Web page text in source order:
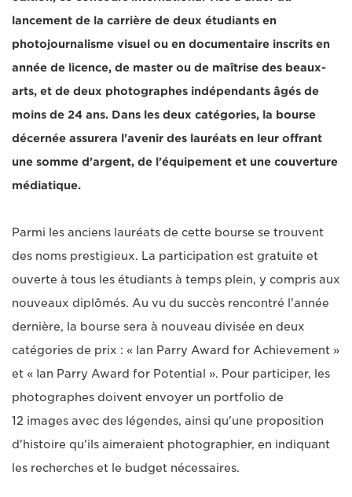
lancement de la carrière de deux étudiants en
photojournalisme visuel ou en documentaire inscrits en
année de licence, de master ou de maîtrise des beaux-
arts, et de deux photographes indépendants âgés de
moins de 24 ans. Dans les deux catégories, la bourse
décernée assurera l'avenir des lauréats en leur offrant
une somme d'argent, de l'équipement et une couverture
médiatique.
Parmi les anciens lauréats de cette bourse se trouvent
des noms prestigieux. La participation est gratuite et
ouverte à tous les étudiants à temps plein, y compris aux
nouveaux diplômés. Au vu du succès rencontré l'année
dernière, la bourse sera à nouveau divisée en deux
catégories de prix : « Ian Parry Award for Achievement »
et « Ian Parry Award for Potential ». Pour participer, les
photographes doivent envoyer un portfolio de
12 images avec des légendes, ainsi qu'une proposition
d'histoire qu'ils aimeraient photographier, en indiquant
les recherches et le budget nécessaires.